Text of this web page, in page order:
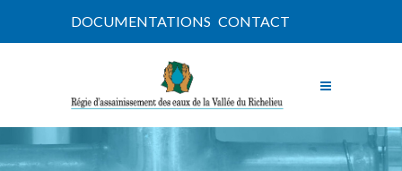
DOCUMENTATIONS CONTACT